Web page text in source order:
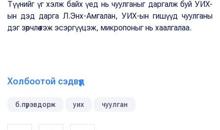
Түүнийг үг хэлж байх үед нь чуулганыг даргалж буй УИХ-
ын дэд дарга Л.Энх-Амгалан, УИХ-ын гишүүд чуулганы
дэг зөрчлөө гэж эсэргүүцэж, микропоныг нь хаалгалаа.
Холбоотой сэдвүүд
б.пүрэвдорж уих чуулган